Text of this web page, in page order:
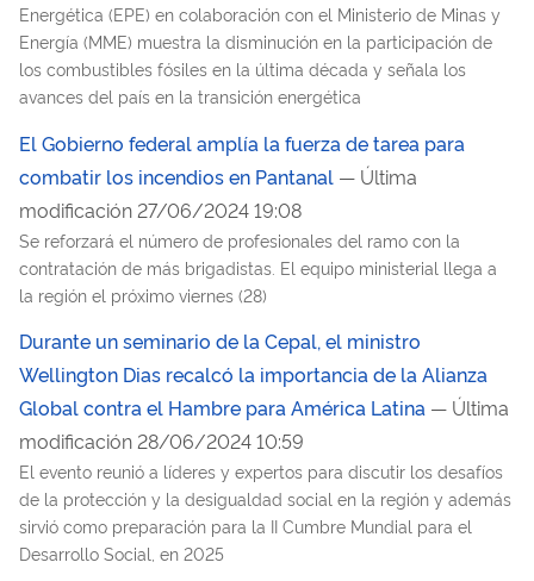
Energética (EPE) en colaboración con el Ministerio de Minas y
Energía (MME) muestra la disminución en la participación de
los combustibles fósiles en la última década y señala los
avances del país en la transición energética
El Gobierno federal amplía la fuerza de tarea para
combatir los incendios en Pantanal — Última
modificación 27/06/2024 19:08
Se reforzará el número de profesionales del ramo con la
contratación de más brigadistas. El equipo ministerial llega a
la región el próximo viernes (28)
Durante un seminario de la Cepal, el ministro
Wellington Dias recalcó la importancia de la Alianza
Global contra el Hambre para América Latina — Última
modificación 28/06/2024 10:59
El evento reunió a líderes y expertos para discutir los desafíos
de la protección y la desigualdad social en la región y además
sirvió como preparación para la II Cumbre Mundial para el
Desarrollo Social, en 2025